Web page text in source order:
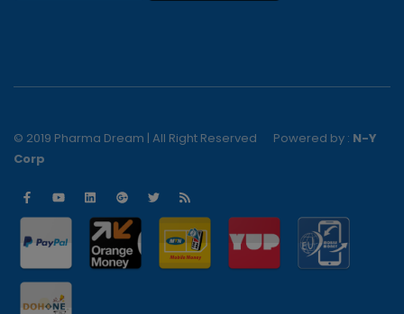
© 2019 Pharma Dream | All Right Reserved Powered by : N-Y
Corp